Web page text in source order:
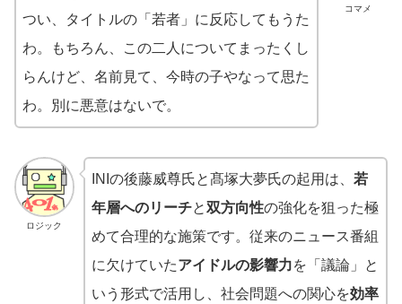
コマメ
つい、タイトルの「若者」に反応してもうた
わ。もちろん、この二人についてまったくし
らんけど、名前見て、今時の子やなって思た
わ。別に悪意はないで。
ロジック
INIの後藤威尊氏と髙塚大夢氏の起用は、 若
年層へのリーチと双方向性の強化を狙った極
めて合理的な施策です。従来のニュース番組
に欠けていたアイドルの影響力を「議論」と
いう形式で活用し、社会問題への関心を効率